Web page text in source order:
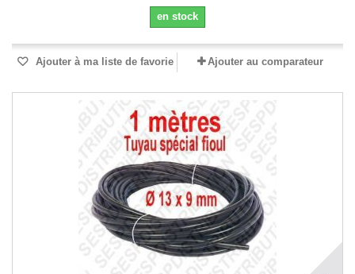
en stock
Ajouter à ma liste de favorie Ajouter au comparateur